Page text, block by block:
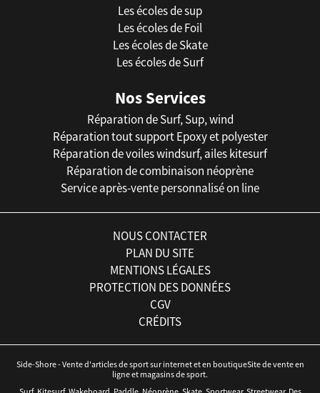
Les écoles de sup
Les écoles de Foil
Les écoles de Skate
Les écoles de Surf
Nos Services
Réparation de Surf, Sup, wind
Réparation tout support Epoxy et polyester
Réparation de voiles windsurf, ailes kitesurf
Réparation de combinaison néoprène
Service après-vente personnalisé on line
NOUS CONTACTER
PLAN DU SITE
MENTIONS LÉGALES
PROTECTION DES DONNÉES
CGV
CRÉDITS
Side-Shore - Vente d'articles de sport sur internet et en boutiqueSite de vente en
ligne et magasins de sport.